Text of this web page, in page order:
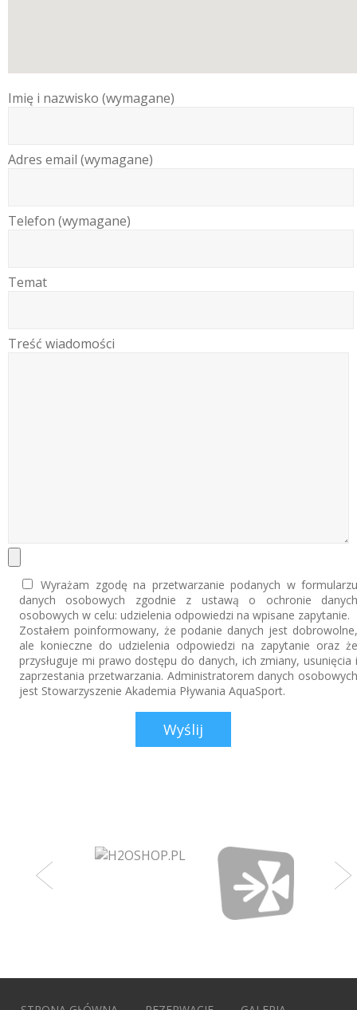
Imię i nazwisko (wymagane)
Adres email (wymagane)
Telefon (wymagane)
Temat
Treść wiadomości
Wyrażam zgodę na przetwarzanie podanych w
danych osobowych zgodnie z ustawą o ochronie
osobowych w celu: udzielenia odpowiedzi na wpisane zapytanie.
Zostałem poinformowany, że podanie danych jest
ale konieczne do udzielenia odpowiedzi na zapytanie oraz
przysługuje mi prawo dostępu do danych, ich zmiany, usunięcia
zaprzestania przetwarzania. Administratorem danych
jest Stowarzyszenie Akademia Pływania AquaSport.